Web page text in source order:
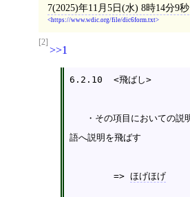
7(2025)年11月5日(水) 8時14分9秒
https://www.wdic.org/file/dic6form.txt
[2]
>>1
6.2.10  <飛ばし>
語へ説明を飛ばす
	=>
ほげほげ